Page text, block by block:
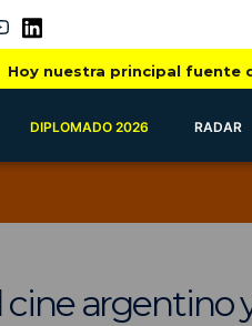
Hoy nuestra principal fuente
DIPLOMADO 2026 RADAR
cine argentino